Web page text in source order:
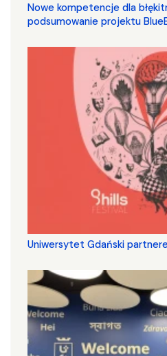
Nowe kompetencje dla
podsumowanie projektu
Uniwersytet Gdański